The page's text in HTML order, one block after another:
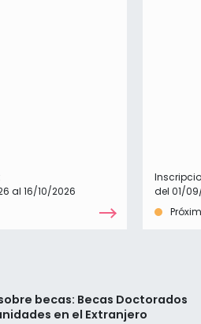
al 16/10/2026
del 01/
becas: Becas Doctorados
en el Extranjero